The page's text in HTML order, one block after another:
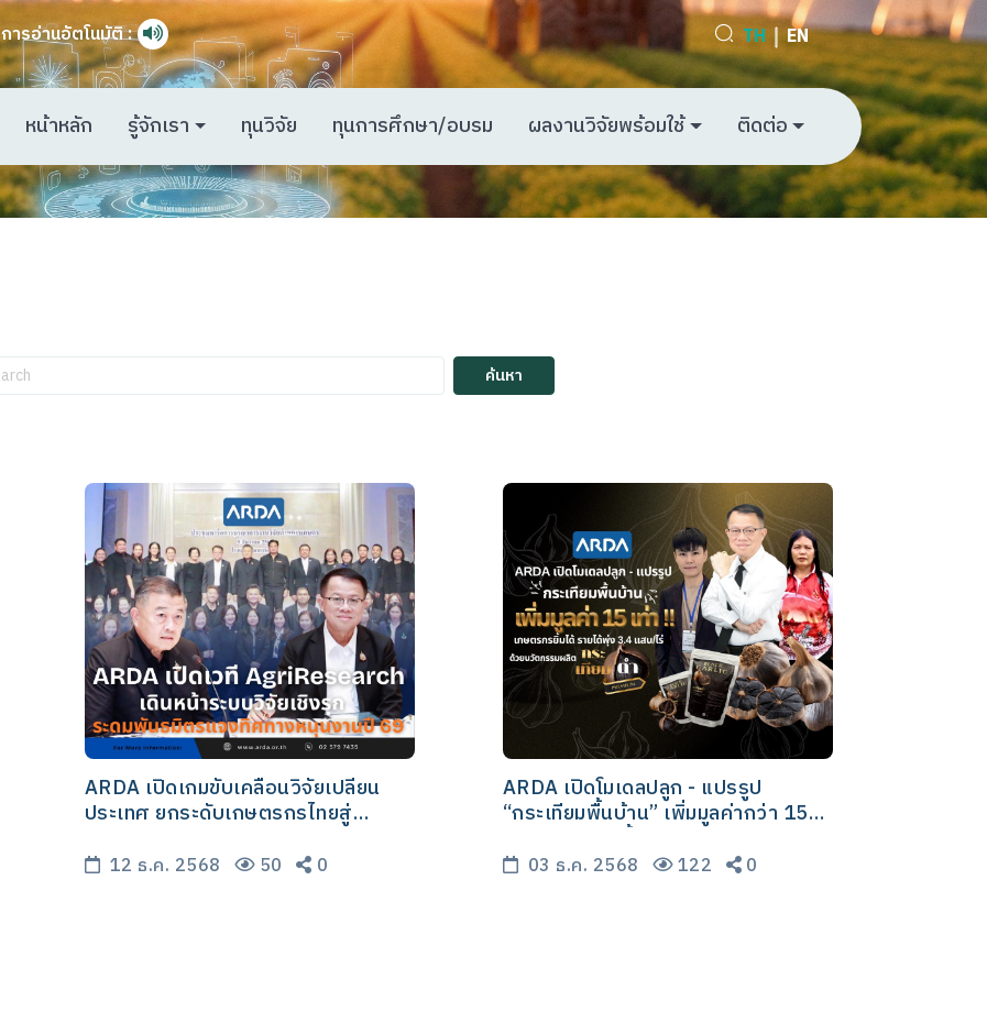
การอ่านอัตโนมัติ : TH EN
หน้าหลัก รู้จักเรา ทุนวิจัย ทุนการศึกษา/อบรม ผลงานวิจัยพร้อมใช้ ติดต่อ
ค้นหา
ARDA เปิดเกมขับเคลื่อนวิจัยเปลี่ยน
ประเทศ ยกระดับเกษตรกรไทยสู่
เชื่อมโยงงานวิจัยสู่พื้นที่จริงด้วย “ระบบ
12 ธ.ค. 2568 50 0
ARDA เปิดโมเดลปลูก - แปรรูป
“กระเทียมพื้นบ้าน” เพิ่มมูลค่ากว่า 15
บาทต่อไร่ ด้วยกระเทียมดำ ผลิตภัณฑ์
03 ธ.ค. 2568 122 0